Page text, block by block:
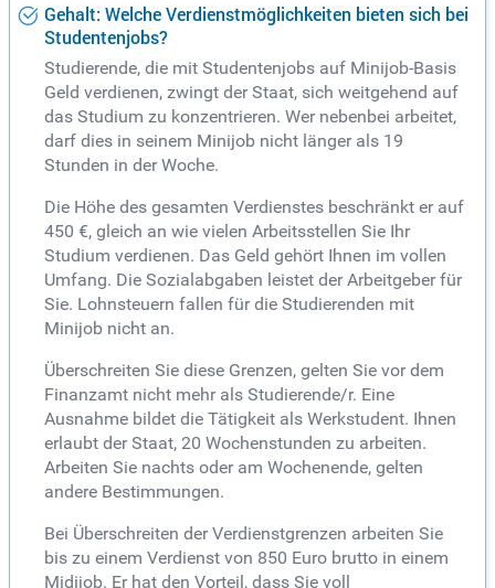
Gehalt: Welche Verdienstmöglichkeiten bieten sich bei
Studentenjobs?
Studierende, die mit Studentenjobs auf Minijob-Basis
Geld verdienen, zwingt der Staat, sich weitgehend auf
das Studium zu konzentrieren. Wer nebenbei arbeitet,
darf dies in seinem Minijob nicht länger als 19
Stunden in der Woche.
Die Höhe des gesamten Verdienstes beschränkt er auf
450 €, gleich an wie vielen Arbeitsstellen Sie Ihr
Studium verdienen. Das Geld gehört Ihnen im vollen
Umfang. Die Sozialabgaben leistet der Arbeitgeber für
Sie. Lohnsteuern fallen für die Studierenden mit
Minijob nicht an.
Überschreiten Sie diese Grenzen, gelten Sie vor dem
Finanzamt nicht mehr als Studierende/r. Eine
Ausnahme bildet die Tätigkeit als Werkstudent. Ihnen
erlaubt der Staat, 20 Wochenstunden zu arbeiten.
Arbeiten Sie nachts oder am Wochenende, gelten
andere Bestimmungen.
Bei Überschreiten der Verdienstgrenzen arbeiten Sie
bis zu einem Verdienst von 850 Euro brutto in einem
Midijob. Er hat den Vorteil, dass Sie voll